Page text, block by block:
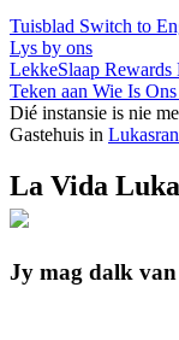
Tuisblad Switch to
Lys by ons
LekkeSlaap Rewards
Teken aan Wie Is Ons
Dié instansie is nie
Gastehuis in
La Vida
Jy mag dalk van